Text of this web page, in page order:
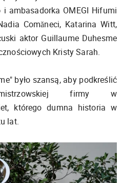
ambasadorka OMEGI Hifumi
Comăneci, Katarina Witt,
aktor Guillaume Duhesme
Kristy Sarah.
było szansą, aby podkreślić
firmy w
którego dumna historia w
lat.